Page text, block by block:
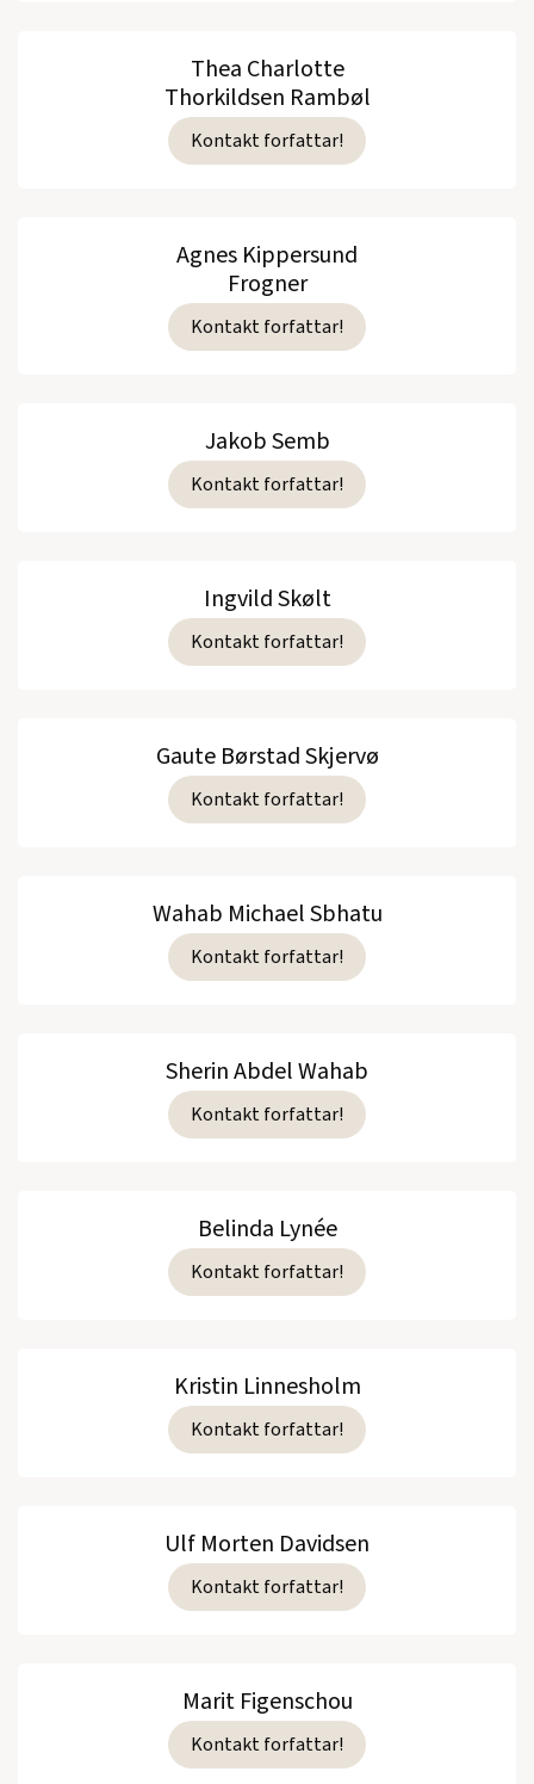
Thea Charlotte
Thorkildsen Rambøl
Kontakt forfattar!
Agnes Kippersund
Frogner
Kontakt forfattar!
Jakob Semb
Kontakt forfattar!
Ingvild Skølt
Kontakt forfattar!
Gaute Børstad Skjervø
Kontakt forfattar!
Wahab Michael Sbhatu
Kontakt forfattar!
Sherin Abdel Wahab
Kontakt forfattar!
Belinda Lynée
Kontakt forfattar!
Kristin Linnesholm
Kontakt forfattar!
Ulf Morten Davidsen
Kontakt forfattar!
Marit Figenschou
Kontakt forfattar!